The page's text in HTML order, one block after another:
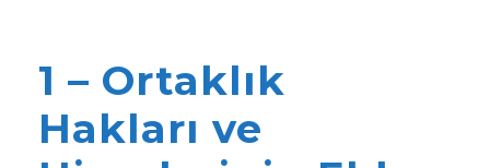
1 – Ortaklık
Hakları ve